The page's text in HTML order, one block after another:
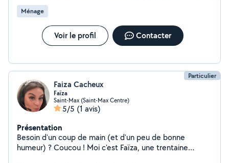
Ménage
Voir le profil Contacter
Particulier
Faiza Cacheux
Faïza
Saint-Max (Saint-Max Centre)
5/5 (1 avis)
Présentation
Besoin d'un coup de main (et d'un peu de bonne
humeur) ? Coucou ! Moi c'est Faïza, une trentaine